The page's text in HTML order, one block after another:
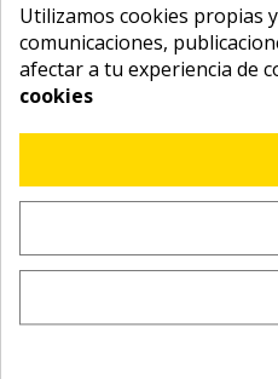
Utilizamos cookies propias
comunicaciones,
afectar a tu experiencia de
cookies